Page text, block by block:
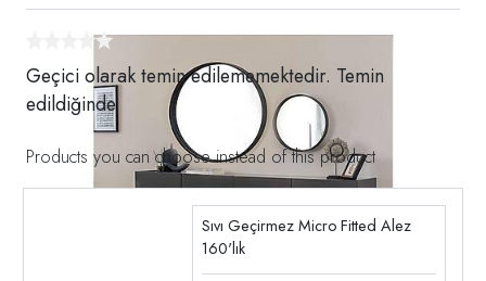
Geçici olarak temin edilememektedir. Temin
edildiğinde
Products you can choose instead of this product
Sıvı Geçirmez Micro Fitted Alez
160'lık